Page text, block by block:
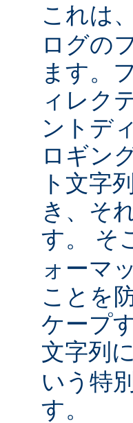
これは、
ログの
ます。
ィレク
ントデ
ロギン
ト文字
き、そ
す。 そ
ォーマ
ことを
ケープ
文字列
いう特
す。